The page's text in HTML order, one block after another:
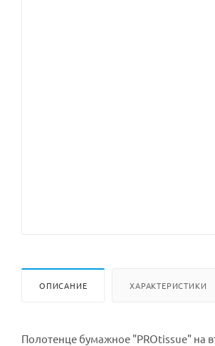
ОПИСАНИЕ ХАРАКТЕРИСТИКИ
Полотенце бумажное "PROtissue" на